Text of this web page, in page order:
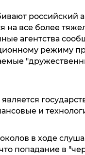
российский
на все более
агентства
режиму
и
в ходе
попадание в